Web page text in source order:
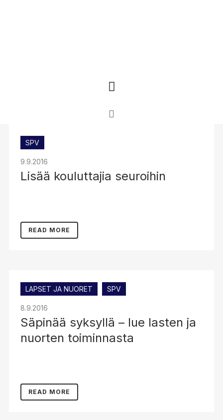
SPV
9.9.2016
Lisää kouluttajia seuroihin
READ MORE
LAPSET JA NUORET SPV
8.9.2016
Säpinää syksyllä – lue lasten ja
nuorten toiminnasta
READ MORE